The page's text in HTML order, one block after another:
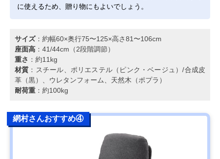
に使えるため、贈り物にもよいでしょう。
サイズ：約幅60×奥行75〜125×高さ81〜106cm
座面高 ：41/44cm（2段階調節）
重さ ：約11kg
材質 ：スチール、ポリエステル（ピンク・ベージュ）/合成皮
革（黒）、ウレタンフォーム、天然木（ポプラ）
耐荷重 ：約100kg
網村さんおすすめ④